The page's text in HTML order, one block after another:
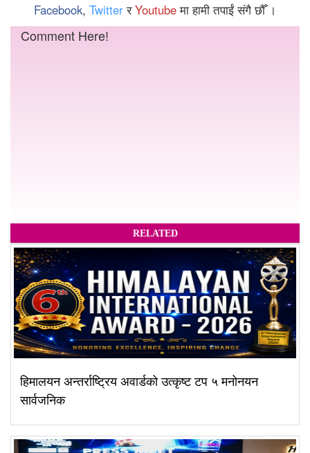
Facebook, TwitterरYoutubeमा हामी तपाईं संगै छौँ ।
Comment Here!
RELATED
हिमालयन अन्तर्राष्ट्रिय अवार्डको उत्कृष्ट टप ५ मनोनयन
सार्वजनिक